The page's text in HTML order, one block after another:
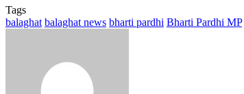
Tags
balaghat balaghat news bharti pardhi Bharti Pardhi MP